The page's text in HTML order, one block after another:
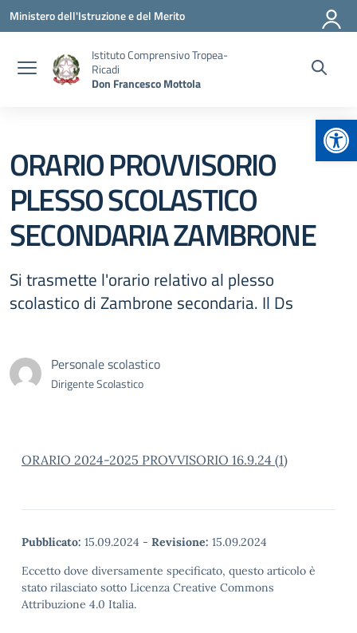
Vai ai contenuti
Vai al menu di navigazione
Vai al footer
Ministero dell'Istruzione e del Merito
Istituto Comprensivo Tropea-
Ricadi
Don Francesco Mottola
ORARIO PROVVISORIO
PLESSO SCOLASTICO
SECONDARIA ZAMBRONE
Si trasmette l'orario relativo al plesso
scolastico di Zambrone secondaria. Il Ds
Personale scolastico
Dirigente Scolastico
ORARIO 2024-2025 PROVVISORIO 16.9.24 (1)
Pubblicato: 15.09.2024 - Revisione: 15.09.2024
Eccetto dove diversamente specificato, questo articolo è
stato rilasciato sotto Licenza Creative Commons
Attribuzione 4.0 Italia.